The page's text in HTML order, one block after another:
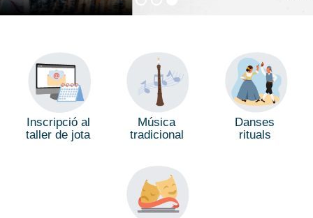
Inscripció al
taller de jota
Música
tradicional
Danses
rituals